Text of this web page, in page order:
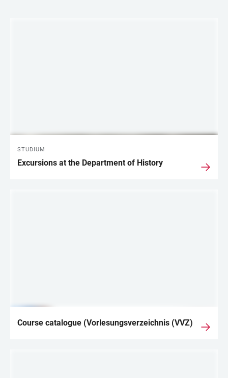
STUDIUM
Excursions at the Department of History
Course catalogue (Vorlesungsverzeichnis (VVZ)